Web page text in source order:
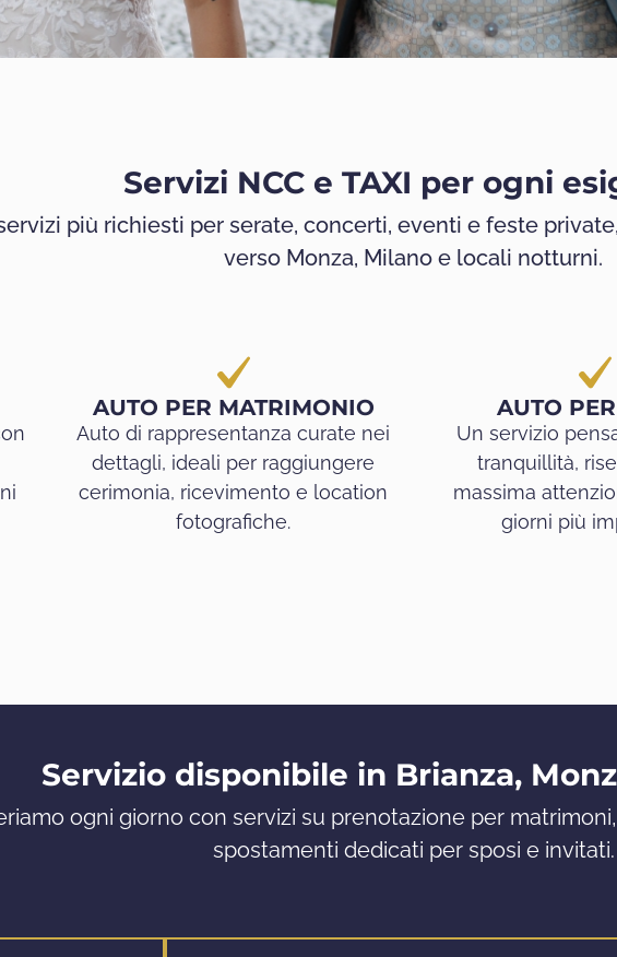
Servizi NCC e TAXI per ogni
più richiesti per serate, concerti, eventi e feste
verso Monza, Milano e locali notturni.
AUTO PER MATRIMONIO
Auto di rappresentanza curate nei
dettagli, ideali per raggiungere
cerimonia, ricevimento e location
fotografiche.
AUTO
Un servizio
tranquillità,
massima
giorni più
Servizio disponibile in Brianza,
ogni giorno con servizi su prenotazione per
spostamenti dedicati per sposi e invitati.